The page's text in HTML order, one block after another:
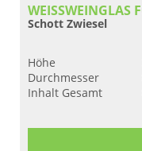
WEISSWEINGLAS
Schott Zwiesel
Höhe
Durchmesser
Inhalt Gesamt